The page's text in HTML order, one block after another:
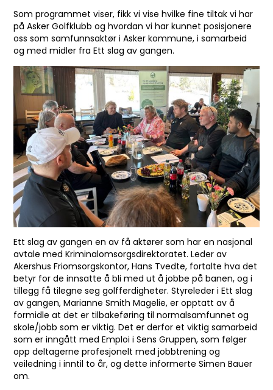
Som programmet viser, fikk vi vise hvilke fine tiltak vi har
på Asker Golfklubb og hvordan vi har kunnet posisjonere
oss som samfunnsaktør i Asker kommune, i samarbeid
og med midler fra Ett slag av gangen.
Ett slag av gangen en av få aktører som har en nasjonal
avtale med Kriminalomsorgsdirektoratet. Leder av
Akershus Friomsorgskontor, Hans Tvedte, fortalte hva det
betyr for de innsatte å bli med ut å jobbe på banen, og i
tillegg få tilegne seg golfferdigheter. Styreleder i Ett slag
av gangen, Marianne Smith Magelie, er opptatt av å
formidle at det er tilbakeføring til normalsamfunnet og
skole/jobb som er viktig. Det er derfor et viktig samarbeid
som er inngått med Emploi i Sens Gruppen, som følger
opp deltagerne profesjonelt med jobbtrening og
veiledning i inntil to år, og dette informerte Simen Bauer
om.